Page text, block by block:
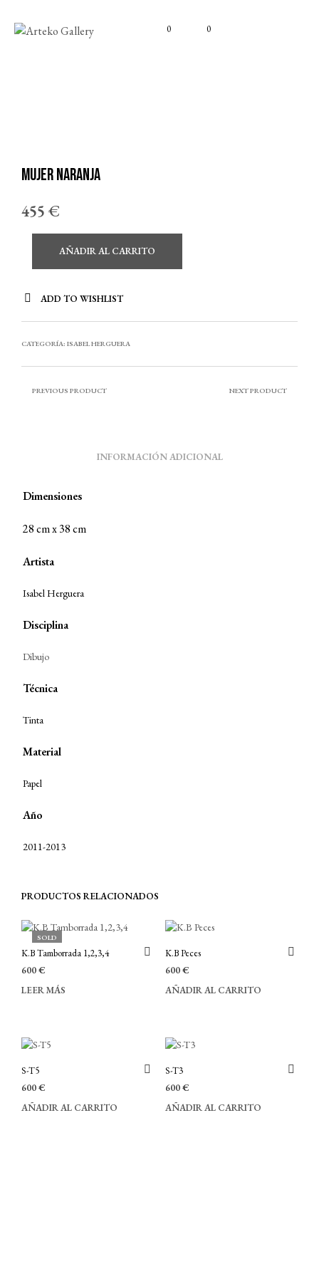
0 0
Mujer naranja
455€
AÑADIR AL CARRITO
ADD TO WISHLIST
CATEGORÍA: ISABEL HERGUERA
PREVIOUS PRODUCT NEXT PRODUCT
INFORMACIÓN ADICIONAL
Dimensiones
28 cm x 38 cm
Artista
Isabel Herguera
Disciplina
Dibujo
Técnica
Tinta
Material
Papel
Año
2011-2013
PRODUCTOS RELACIONADOS
SOLD
K.B Tamborrada 1,2,3,4
600€
LEER MÁS
K.B Peces
600€
AÑADIR AL CARRITO
S-T5
600€
AÑADIR AL CARRITO
S-T3
600€
AÑADIR AL CARRITO